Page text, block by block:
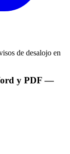
y PDF—